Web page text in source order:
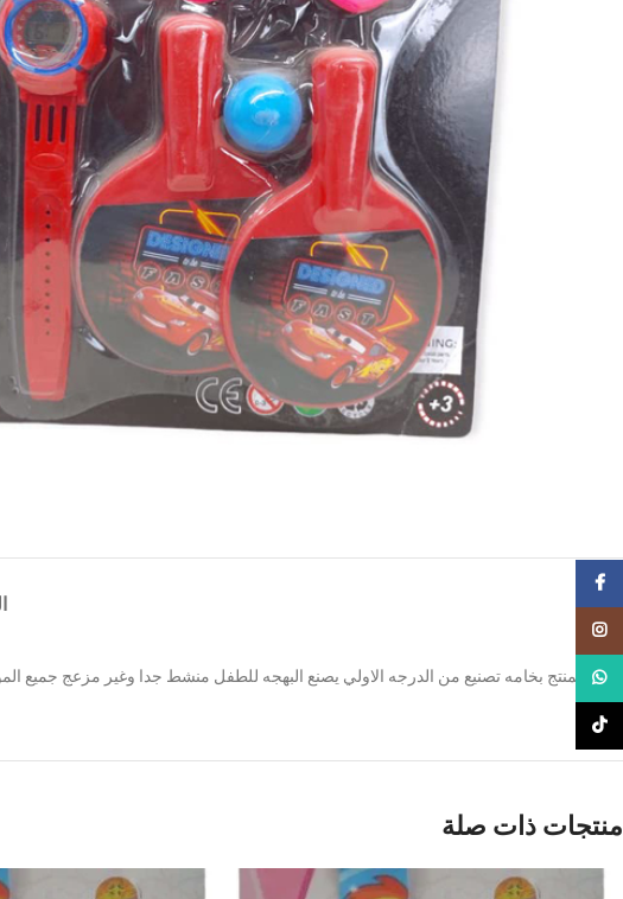
يتميز المنتج بخامه تصنيع من الدرجه الاولي يصنع البهجه للطفل منشط جدا وغير مزعج جميع
منتجات ذات صلة
WhatsApp